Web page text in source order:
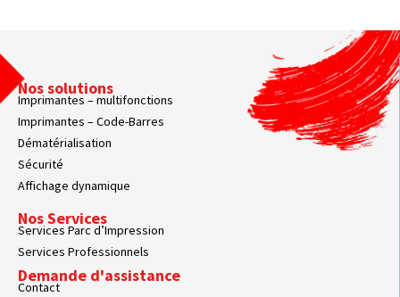
Nos solutions
Imprimantes – multifonctions
Imprimantes – Code-Barres
Dématérialisation
Sécurité
Affichage dynamique
Nos Services
Services Parc d’Impression
Services Professionnels
Demande d'assistance
Contact